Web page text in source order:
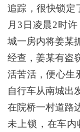
追踪，很快锁定
月3日凌晨2时
城一房内将姜某
经查，姜某有盗
活苦活，便心生
自行车从南城出
在院桥一村道路
未上锁，在车内